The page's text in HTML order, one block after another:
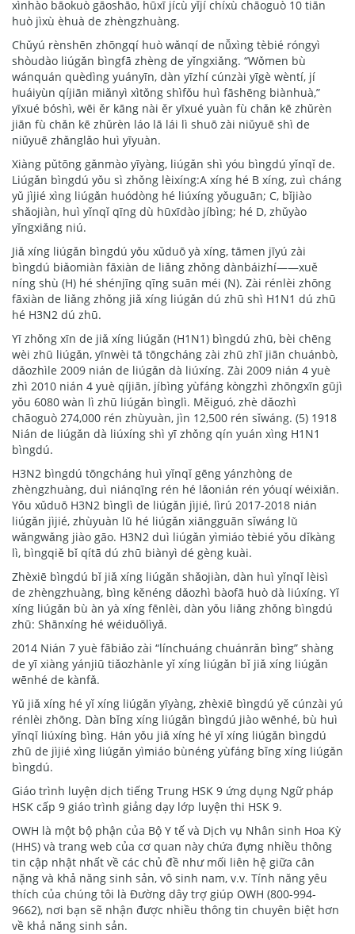
xìnhào bāokuò gāoshāo, hūxī jícù yǐjí chíxù chāoguò 10 tiān
huò jìxù èhuà de zhèngzhuàng.
Chǔyú rènshēn zhōngqí huò wǎnqí de nǚxìng tèbié róngyì
shòudào liúgǎn bìngfā zhèng de yǐngxiǎng. “Wǒmen bù
wánquán quèdìng yuányīn, dàn yīzhí cúnzài yīgè wèntí, jí
huáiyùn qíjiān miǎnyì xìtǒng shìfǒu huì fāshēng biànhuà,”
yīxué bóshì, wēi ěr kāng nài ěr yīxué yuàn fù chǎn kē zhǔrèn
jiān fù chǎn kē zhǔrèn láo lā lái lì shuō zài niǔyuē shì de
niǔyuē zhǎnglǎo huì yīyuàn.
Xiàng pǔtōng gǎnmào yīyàng, liúgǎn shì yóu bìngdú yǐnqǐ de.
Liúgǎn bìngdú yǒu sì zhǒng lèixíng:A xíng hé B xíng, zuì cháng
yǔ jìjié xìng liúgǎn huódòng hé liúxíng yǒuguān; C, bǐjiào
shǎojiàn, huì yǐnqǐ qīng dù hūxīdào jíbìng; hé D, zhǔyào
yǐngxiǎng niú.
Jiǎ xíng liúgǎn bìngdú yǒu xǔduō yà xíng, tāmen jīyú zài
bìngdú biǎomiàn fāxiàn de liǎng zhǒng dànbáizhí——xuě
níng shù (H) hé shénjīng qīng suān méi (N). Zài rénlèi zhōng
fāxiàn de liǎng zhǒng jiǎ xíng liúgǎn dú zhū shì H1N1 dú zhū
hé H3N2 dú zhū.
Yī zhǒng xīn de jiǎ xíng liúgǎn (H1N1) bìngdú zhū, bèi chēng
wèi zhū liúgǎn, yīnwèi tā tōngcháng zài zhū zhī jiān chuánbò,
dǎozhìle 2009 nián de liúgǎn dà liúxíng. Zài 2009 nián 4 yuè
zhì 2010 nián 4 yuè qíjiān, jíbìng yùfáng kòngzhì zhōngxīn gūjì
yǒu 6080 wàn lì zhū liúgǎn bìnglì. Měiguó, zhè dǎozhì
chāoguò 274,000 rén zhùyuàn, jìn 12,500 rén sǐwáng. (5) 1918
Nián de liúgǎn dà liúxíng shì yī zhǒng qín yuán xìng H1N1
bìngdú.
H3N2 bìngdú tōngcháng huì yǐnqǐ gēng yánzhòng de
zhèngzhuàng, duì niánqīng rén hé lǎonián rén yóuqí wéixiǎn.
Yǒu xǔduō H3N2 bìnglì de liúgǎn jìjié, lìrú 2017-2018 nián
liúgǎn jìjié, zhùyuàn lǜ hé liúgǎn xiāngguān sǐwáng lǜ
wǎngwǎng jiào gāo. H3N2 duì liúgǎn yìmiáo tèbié yǒu dǐkàng
lì, bìngqiě bǐ qítā dú zhū biànyì dé gèng kuài.
Zhèxiē bìngdú bǐ jiǎ xíng liúgǎn shǎojiàn, dàn huì yǐnqǐ lèisì
de zhèngzhuàng, bìng kěnéng dǎozhì bàofā huò dà liúxíng. Yǐ
xíng liúgǎn bù àn yà xíng fēnlèi, dàn yǒu liǎng zhǒng bìngdú
zhū: Shānxíng hé wéiduōlìyǎ.
2014 Nián 7 yuè fābiǎo zài “línchuáng chuánrǎn bìng” shàng
de yī xiàng yánjiū tiǎozhànle yǐ xíng liúgǎn bǐ jiǎ xíng liúgǎn
wēnhé de kànfǎ.
Yǔ jiǎ xíng hé yǐ xíng liúgǎn yīyàng, zhèxiē bìngdú yě cúnzài yú
rénlèi zhōng. Dàn bǐng xíng liúgǎn bìngdú jiào wēnhé, bù huì
yǐnqǐ liúxíng bìng. Hán yǒu jiǎ xíng hé yǐ xíng liúgǎn bìngdú
zhū de jìjié xìng liúgǎn yìmiáo bùnéng yùfáng bǐng xíng liúgǎn
bìngdú.
Giáo trình luyện dịch tiếng Trung HSK 9 ứng dụng Ngữ pháp
HSK cấp 9 giáo trình giảng dạy lớp luyện thi HSK 9.
OWH là một bộ phận của Bộ Y tế và Dịch vụ Nhân sinh Hoa Kỳ
(HHS) và trang web của cơ quan này chứa đựng nhiều thông
tin cập nhật nhất về các chủ đề như mối liên hệ giữa cân
nặng và khả năng sinh sản, vô sinh nam, v.v. Tính năng yêu
thích của chúng tôi là Đường dây trợ giúp OWH (800-994-
9662), nơi bạn sẽ nhận được nhiều thông tin chuyên biệt hơn
về khả năng sinh sản.